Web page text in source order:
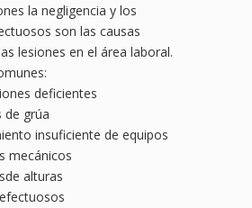
la negligencia y los
son las causas
lesiones en el área laboral.
deficientes
de grúa
insuficiente de equipos
mecánicos
alturas